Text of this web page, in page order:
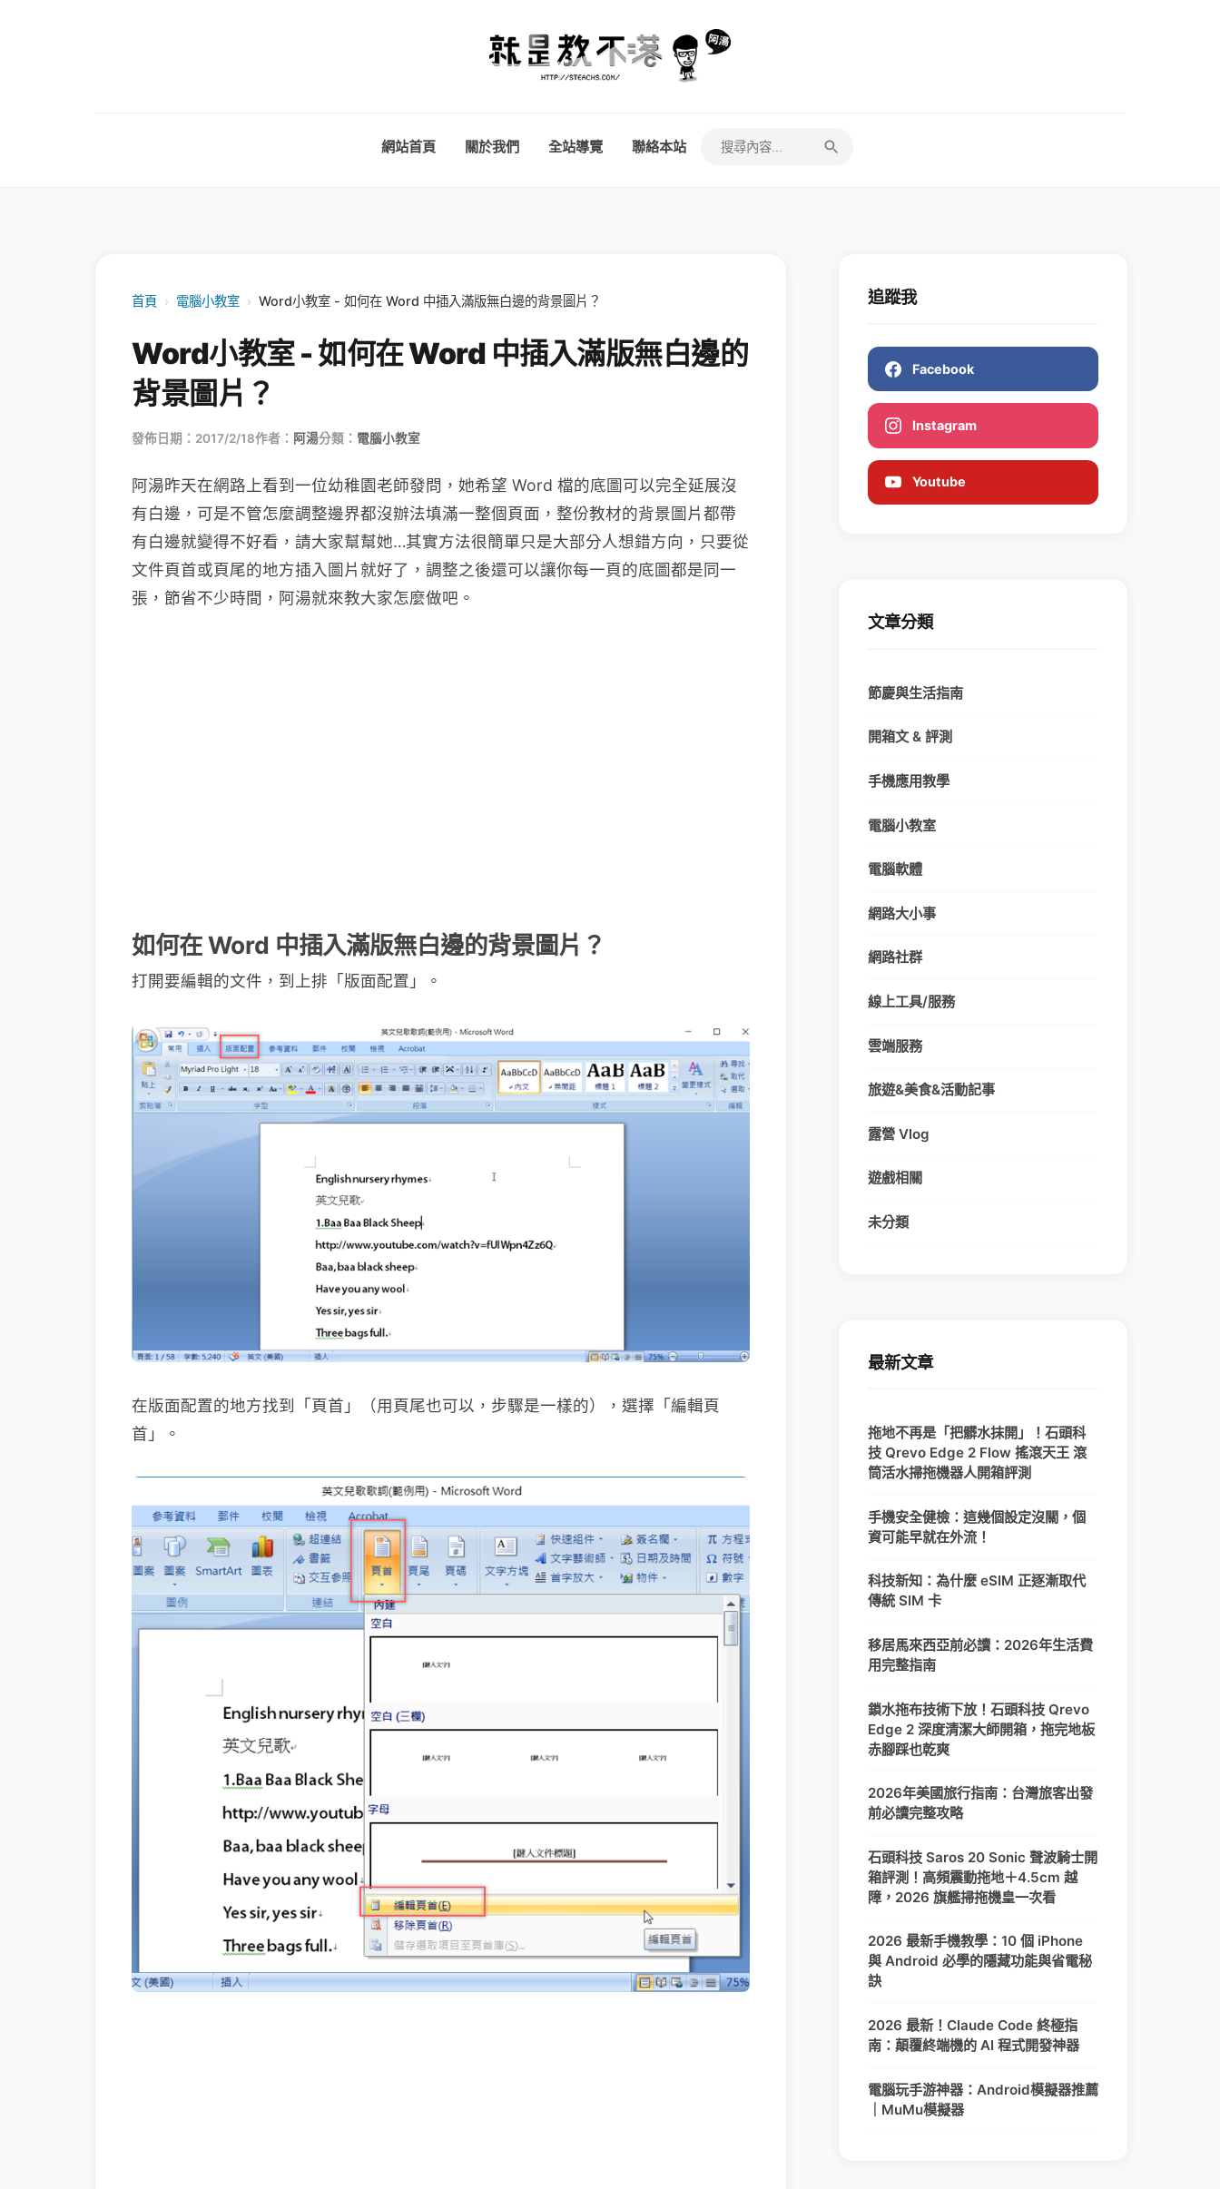
網站首頁 關於我們 全站導覽 聯絡本站
首頁 › 電腦小教室 › Word小教室 - 如何在 Word 中插入滿版無白邊的背景圖片？
Word小教室 - 如何在 Word 中插入滿版無白邊的
背景圖片？
發佈日期：2017/2/18作者： 阿湯分類： 電腦小教室
阿湯昨天在網路上看到一位幼稚園老師發問，她希望 Word 檔的底圖可以完全延展沒
有白邊，可是不管怎麼調整邊界都沒辦法填滿一整個頁面，整份教材的背景圖片都帶
有白邊就變得不好看，請大家幫幫她…其實方法很簡單只是大部分人想錯方向，只要從
文件頁首或頁尾的地方插入圖片就好了，調整之後還可以讓你每一頁的底圖都是同一
張，節省不少時間，阿湯就來教大家怎麼做吧。
如何在 Word 中插入滿版無白邊的背景圖片？
打開要編輯的文件，到上排「版面配置」。
在版面配置的地方找到「頁首」（用頁尾也可以，步驟是一樣的），選擇「編輯頁
首」。
追蹤我
Facebook
Instagram
Youtube
文章分類
節慶與生活指南
開箱文 & 評測
手機應用教學
電腦小教室
電腦軟體
網路大小事
網路社群
線上工具/服務
雲端服務
旅遊&美食&活動記事
露營 Vlog
遊戲相關
未分類
最新文章
拖地不再是「把髒水抹開」！石頭科
技 Qrevo Edge 2 Flow 搖滾天王 滾
筒活水掃拖機器人開箱評測
手機安全健檢：這幾個設定沒關，個
資可能早就在外流！
科技新知：為什麼 eSIM 正逐漸取代
傳統 SIM 卡
移居馬來西亞前必讀：2026年生活費
用完整指南
鎖水拖布技術下放！石頭科技 Qrevo
Edge 2 深度清潔大師開箱，拖完地板
赤腳踩也乾爽
2026年美國旅行指南：台灣旅客出發
前必讀完整攻略
石頭科技 Saros 20 Sonic 聲波騎士開
箱評測！高頻震動拖地＋4.5cm 越
障，2026 旗艦掃拖機皇一次看
2026 最新手機教學：10 個 iPhone
與 Android 必學的隱藏功能與省電秘
訣
2026 最新！Claude Code 終極指
南：顛覆終端機的 AI 程式開發神器
電腦玩手游神器：Android模擬器推薦
｜MuMu模擬器